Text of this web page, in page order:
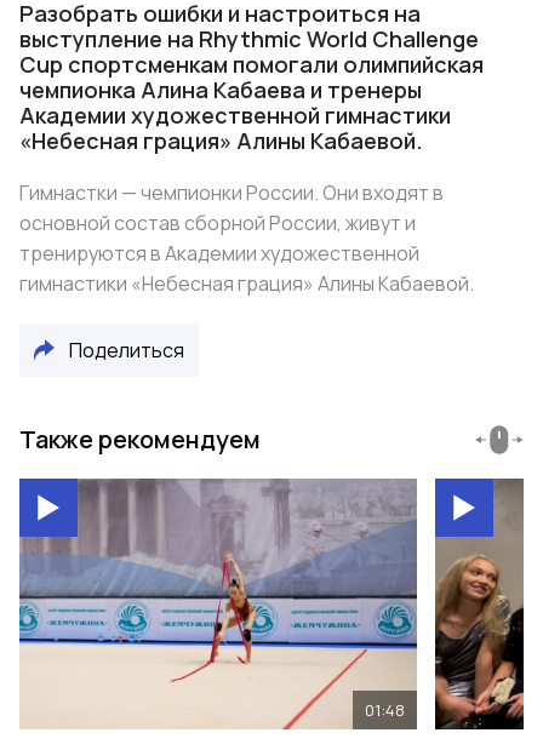
Разобрать ошибки и настроиться на
выступление на Rhythmic World Challenge
Cup спортсменкам помогали олимпийская
чемпионка Алина Кабаева и тренеры
Академии художественной гимнастики
«Небесная грация» Алины Кабаевой.
Гимнастки — чемпионки России. Они входят в
основной состав сборной России, живут и
тренируются в Академии художественной
гимнастики «Небесная грация» Алины Кабаевой.
Поделиться
Также рекомендуем
01:48